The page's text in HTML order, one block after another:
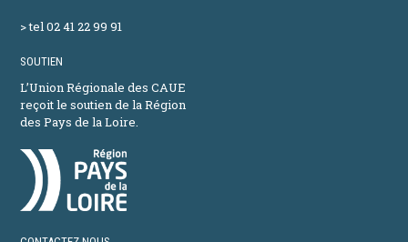
> tel 02 41 22 99 91
SOUTIEN
L’Union Régionale des CAUE
reçoit le soutien de la Région
des Pays de la Loire.